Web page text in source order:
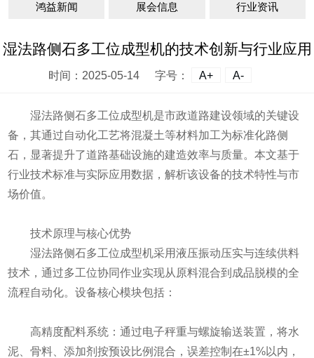
鸿益新闻 展会信息 行业资讯
湿法路侧石多工位成型机的技术创新与行业应用
时间：2025-05-14 字号： A+ A-
湿法路侧石多工位成型机是市政道路建设领域的关键设
备，其通过自动化工艺将混凝土等材料加工为标准化路侧
石，显著提升了道路基础设施的建造效率与质量。本文基于
行业技术标准与实际应用数据，解析该设备的技术特性与市
场价值。
技术原理与核心优势
湿法路侧石多工位成型机采用液压振动压实与连续供料
技术，通过多工位协同作业实现从原料混合到成品脱模的全
流程自动化。设备核心模块包括：
高精度配料系统：通过电子秤重与螺旋输送装置，将水
泥、骨料、添加剂按预设比例混合，误差控制在±1%以内，